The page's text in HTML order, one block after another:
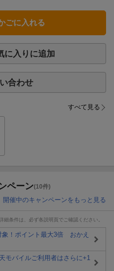
ごに入れる
に入りに追加
合わせ
すべて見る
ペーン(10件)
開催中のキャンペーンをもっと見る
条件は、必ず各説明頁でご確認ください。
象！ポイント最大3倍 おかえ
モバイルご利用者はさらに+1